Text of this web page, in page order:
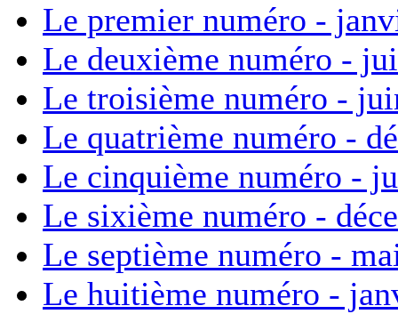
Le premier numéro -
Le deuxième numéro -
Le troisième numéro -
Le quatrième numéro -
Le cinquième numéro -
Le sixième numéro -
Le septième numéro -
Le huitième numéro -